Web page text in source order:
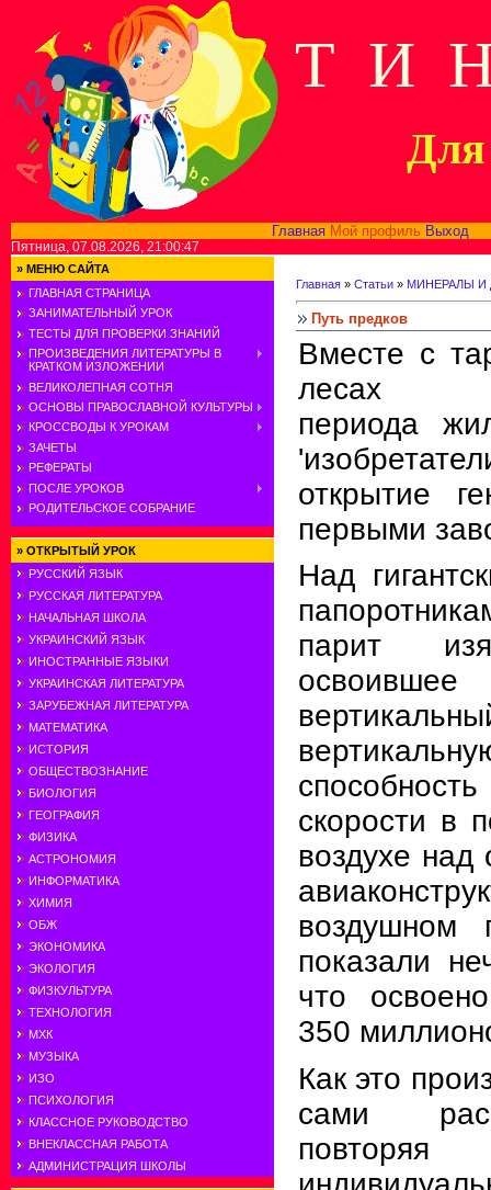
Т И
Для
Главная Мой профиль Выход
Пятница, 07.08.2026, 21:00:47
» МЕНЮ САЙТА
ГЛАВНАЯ СТРАНИЦА
ЗАНИМАТЕЛЬНЫЙ УРОК
ТЕСТЫ ДЛЯ ПРОВЕРКИ ЗНАНИЙ
ПРОИЗВЕДЕНИЯ ЛИТЕРАТУРЫ В
КРАТКОМ ИЗЛОЖЕНИИ
ВЕЛИКОЛЕПНАЯ СОТНЯ
ОСНОВЫ ПРАВОСЛАВНОЙ КУЛЬТУРЫ
КРОССВОДЫ К УРОКАМ
ЗАЧЕТЫ
РЕФЕРАТЫ
ПОСЛЕ УРОКОВ
РОДИТЕЛЬСКОЕ СОБРАНИЕ
» ОТКРЫТЫЙ УРОК
РУССКИЙ ЯЗЫК
РУССКАЯ ЛИТЕРАТУРА
НАЧАЛЬНАЯ ШКОЛА
УКРАИНСКИЙ ЯЗЫК
ИНОСТРАННЫЕ ЯЗЫКИ
УКРАИНСКАЯ ЛИТЕРАТУРА
ЗАРУБЕЖНАЯ ЛИТЕРАТУРА
МАТЕМАТИКА
ИСТОРИЯ
ОБЩЕСТВОЗНАНИЕ
БИОЛОГИЯ
ГЕОГРАФИЯ
ФИЗИКА
АСТРОНОМИЯ
ИНФОРМАТИКА
ХИМИЯ
ОБЖ
ЭКОНОМИКА
ЭКОЛОГИЯ
ФИЗКУЛЬТУРА
ТЕХНОЛОГИЯ
МХК
МУЗЫКА
ИЗО
ПСИХОЛОГИЯ
КЛАССНОЕ РУКОВОДСТВО
ВНЕКЛАССНАЯ РАБОТА
АДМИНИСТРАЦИЯ ШКОЛЫ
Главная » Статьи » МИНЕРАЛЫ И
Путь предков
Bместе с
лесах
периода
открытие
первыми
Над
парит
освоившее
скорости в
воздухе
воздушном
показали
что
350
Как это
сами